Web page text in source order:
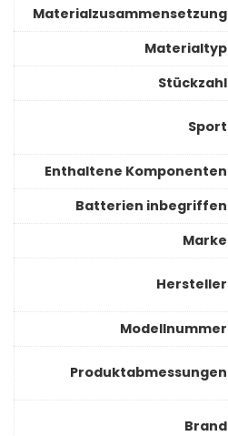
Materialzusammensetzung
Materialtyp
Stückzahl
Sport
Enthaltene Komponenten
Batterien inbegriffen
Marke
Hersteller
Modellnummer
Produktabmessungen
Brand